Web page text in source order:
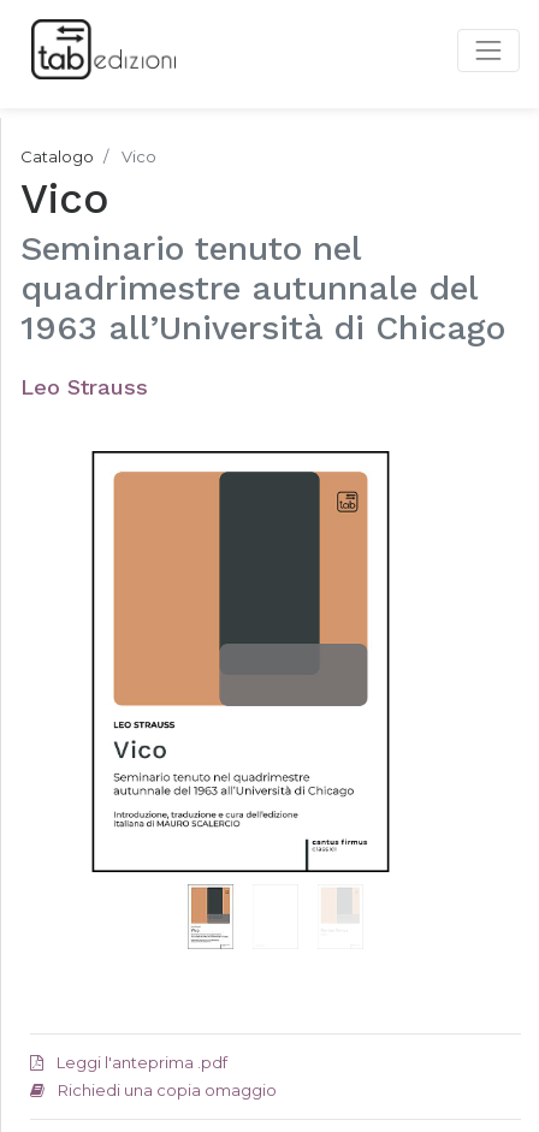
Catalogo Vico
Vico
Seminario tenuto nel
quadrimestre autunnale del
1963 all’Università di Chicago
Leo Strauss
Leggi l'anteprima .pdf
Richiedi una copia omaggio